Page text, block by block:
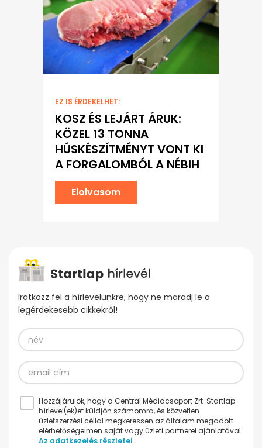
EZ IS ÉRDEKELHET:
KOSZ ÉS LEJÁRT ÁRUK:
KÖZEL 13 TONNA
HÚSKÉSZÍTMÉNYT VONT KI
A FORGALOMBÓL A NÉBIH
Elolvasom
Iratkozz fel a hírlevelünkre, hogy ne maradj le a
legérdekesebb cikkekről!
Hozzájárulok, hogy a Central Médiacsoport Zrt. Startlap
hírlevel(ek)et küldjön számomra, és közvetlen
üzletszerzési céllal megkeressen az általam megadott
elérhetőségeimen saját vagy üzleti partnerei ajánlatával.
Az adatkezelés részletei